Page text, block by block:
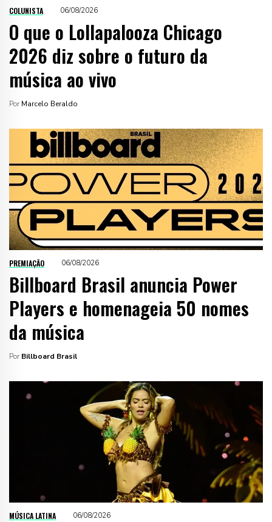
COLUNISTA 06/08/2026
O que o Lollapalooza Chicago
2026 diz sobre o futuro da
música ao vivo
Por Marcelo Beraldo
PREMIAÇÃO 06/08/2026
Billboard Brasil anuncia Power
Players e homenageia 50 nomes
da música
Por Billboard Brasil
MÚSICA LATINA 06/08/2026